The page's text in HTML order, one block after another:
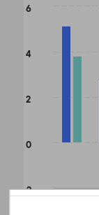
Bar chart with 2
The chart has 1
The chart has 1
-2
0
2
4
6